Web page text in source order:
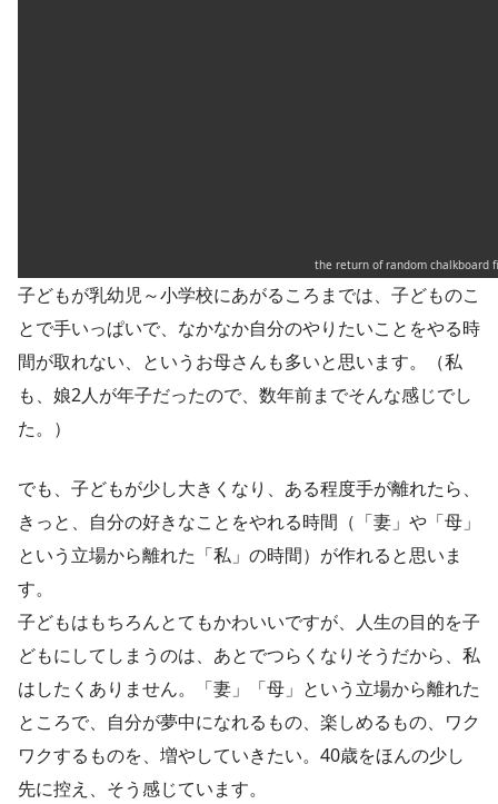
the return of random chalkboard
子どもが乳幼児～小学校にあがるころまでは、子どものこ
とで手いっぱいで、なかなか自分のやりたいことをやる時
間が取れない、というお母さんも多いと思います。（私
も、娘2人が年子だったので、数年前までそんな感じでし
た。）
でも、子どもが少し大きくなり、ある程度手が離れたら、
きっと、自分の好きなことをやれる時間（「妻」や「母」
という立場から離れた「私」の時間）が作れると思いま
す。
子どもはもちろんとてもかわいいですが、人生の目的を子
どもにしてしまうのは、あとでつらくなりそうだから、私
はしたくありません。「妻」「母」という立場から離れた
ところで、自分が夢中になれるもの、楽しめるもの、ワク
ワクするものを、増やしていきたい。40歳をほんの少し
先に控え、そう感じています。